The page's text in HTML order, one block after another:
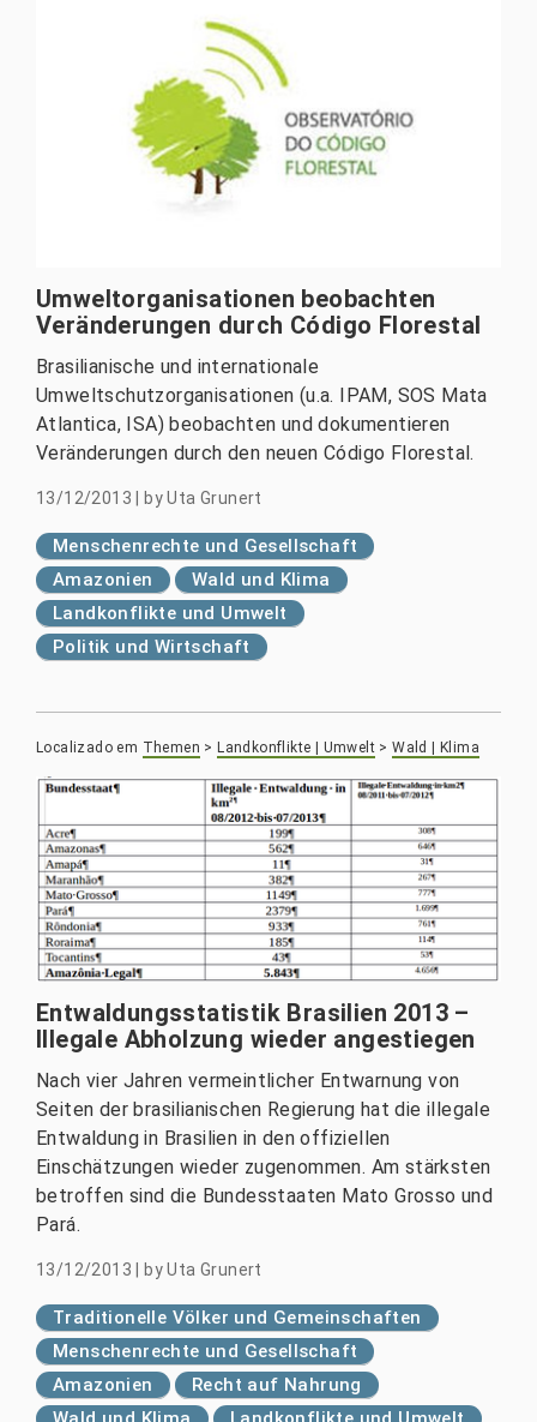
Umweltorganisationen beobachten
Veränderungen durch Código Florestal
Brasilianische und internationale
Umweltschutzorganisationen (u.a. IPAM, SOS Mata
Atlantica, ISA) beobachten und dokumentieren
Veränderungen durch den neuen Código Florestal.
13/12/2013 byUta Grunert
Menschenrechte und Gesellschaft
Amazonien
Wald und Klima
Landkonflikte und Umwelt
Politik und Wirtschaft
Localizado em Themen > Landkonflikte | Umwelt >Wald | Klima
Entwaldungsstatistik Brasilien 2013 –
Illegale Abholzung wieder angestiegen
Nach vier Jahren vermeintlicher Entwarnung von
Seiten der brasilianischen Regierung hat die illegale
Entwaldung in Brasilien in den offiziellen
Einschätzungen wieder zugenommen. Am stärksten
betroffen sind die Bundesstaaten Mato Grosso und
Pará.
13/12/2013 byUta Grunert
Traditionelle Völker und Gemeinschaften
Menschenrechte und Gesellschaft
Amazonien
Recht auf Nahrung